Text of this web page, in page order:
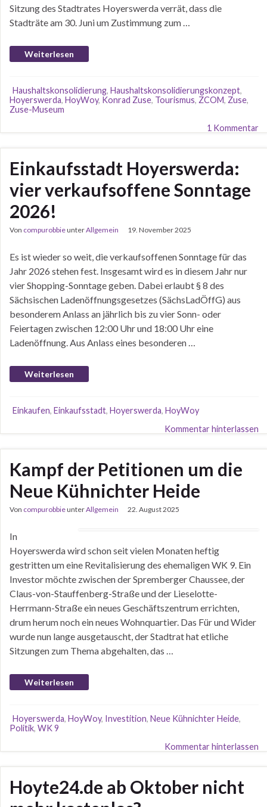
Sitzung des Stadtrates Hoyerswerda verrät, dass die
Stadträte am 30. Juni um Zustimmung zum …
Weiterlesen
Haushaltskonsolidierung, Haushaltskonsolidierungskonzept,
Hoyerswerda, HoyWoy, Konrad Zuse, Tourismus, ZCOM, Zuse,
Zuse-Museum
1 Kommentar
Einkaufsstadt Hoyerswerda:
vier verkaufsoffene Sonntage
2026!
Von compurobbieunterAllgemein 19. November 2025
Es ist wieder so weit, die verkaufsoffenen Sonntage für das
Jahr 2026 stehen fest. Insgesamt wird es in diesem Jahr nur
vier Shopping-Sonntage geben. Dabei erlaubt § 8 des
Sächsischen Ladenöffnungsgesetzes (SächsLadÖffG) aus
besonderem Anlass an jährlich bis zu vier Sonn- oder
Feiertagen zwischen 12:00 Uhr und 18:00 Uhr eine
Ladenöffnung. Aus Anlass eines besonderen …
Weiterlesen
Einkaufen, Einkaufsstadt, Hoyerswerda, HoyWoy
Kommentar hinterlassen
Kampf der Petitionen um die
Neue Kühnichter Heide
Von compurobbieunterAllgemein 22. August 2025
In
Hoyerswerda wird schon seit vielen Monaten heftig
gestritten um eine Revitalisierung des ehemaligen WK 9. Ein
Investor möchte zwischen der Spremberger Chaussee, der
Claus-von-Stauffenberg-Straße und der Lieselotte-
Herrmann-Straße ein neues Geschäftszentrum errichten,
drum herum noch ein neues Wohnquartier. Das Für und Wider
wurde nun lange ausgetauscht, der Stadtrat hat etliche
Sitzungen zum Thema abgehalten, das …
Weiterlesen
Hoyerswerda, HoyWoy, Investition, Neue Kühnichter Heide,
Politik, WK 9
Kommentar hinterlassen
Hoyte24.de ab Oktober nicht